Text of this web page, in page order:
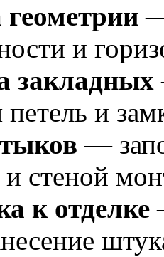
и
закладных
и
—
стеной
к отделке